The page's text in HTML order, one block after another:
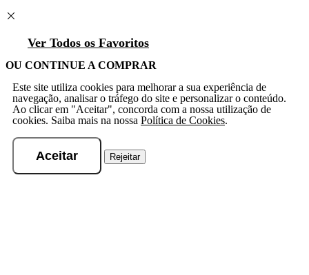
Ver Todos os Favoritos
OU CONTINUE A COMPRAR
Este site utiliza cookies para melhorar a sua experiência de
navegação, analisar o tráfego do site e personalizar o conteúdo.
Ao clicar em "Aceitar", concorda com a nossa utilização de
cookies. Saiba mais na nossa Política de Cookies.
Aceitar Rejeitar